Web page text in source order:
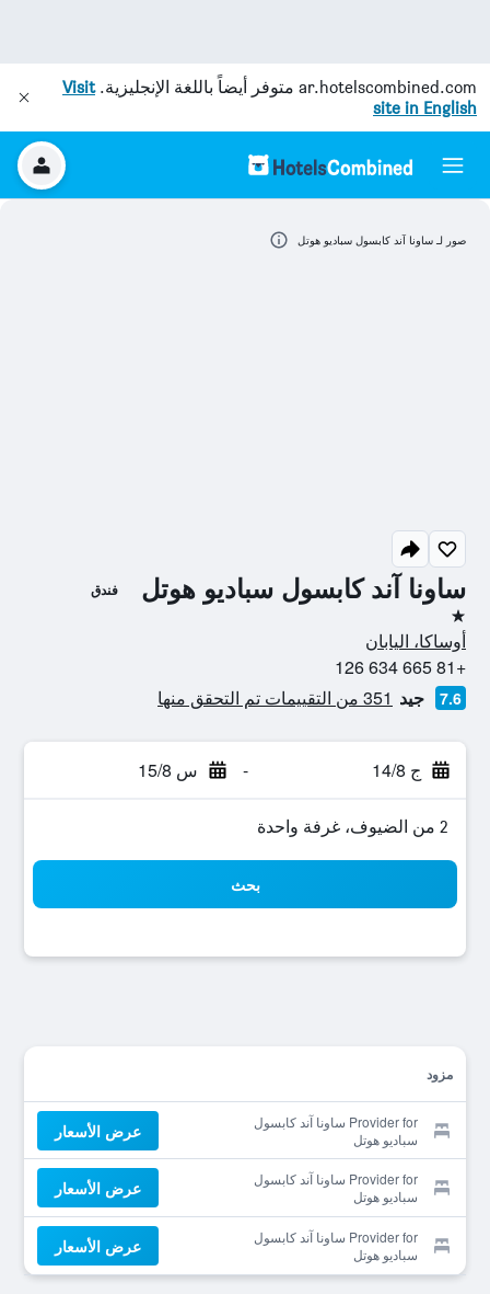
ar.hotelscombined.com متوفر أيضاً باللغة الإنجليزية.Visit
site in English
ساونا آند كابسول سباديو هوتل فندق
نجمة واحدة
أوساكا، اليابان
+81 665 634 126
7.6 جيد 351 من التقييمات تم التحقق منها
ج 14/8 - س 15/8
2 من الضيوف، غرفة واحدة
بحث
مزود
Provider for ساونا آند كابسول
سباديو هوتل
عرض الأسعار
Provider for ساونا آند كابسول
سباديو هوتل
عرض الأسعار
Provider for ساونا آند كابسول
سباديو هوتل
عرض الأسعار
صور لـ ساونا آند كابسول سباديو هوتل